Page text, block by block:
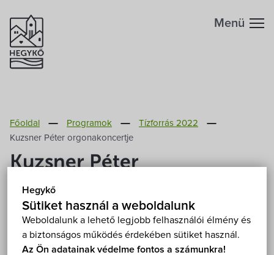
Hegykő
Sütiket használ a weboldalunk
Weboldalunk a lehető legjobb felhasználói élmény és
a biztonságos működés érdekében sütiket használ.
Az Ön adatainak védelme fontos a számunkra!
Megközelítés
Fontos telefonszámok
Földrajzi adottság
Éghajlat
Szabadidő
Éttermek
Programok
Menü
Főoldal Programok
Tízforrás 2022
Kuzsner Péter orgonakoncertje
Kuzsner Péter
orgonakoncertje
2022. július 17. (vasárnap) 17:00
Nagycenk, Szent István Római Katolikus templom
9485 Nagycenk, Széchenyi tér 5.
Mutasd a térképen